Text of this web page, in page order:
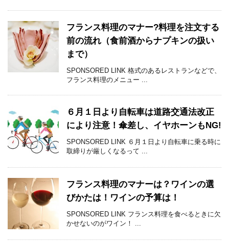
フランス料理のマナー?料理を注文する
前の流れ（食前酒からナプキンの扱い
まで）
SPONSORED LINK 格式のあるレストランなどで、
フランス料理のメニュー ...
６月１日より自転車は道路交通法改正
により注意！傘差し、イヤホーンもNG!
SPONSORED LINK ６月１日より自転車に乗る時に
取締りが厳しくなるって ...
フランス料理のマナーは？ワインの選
びかたは！ワインの予算は！
SPONSORED LINK フランス料理を食べるときに欠
かせないのがワイン！ ...